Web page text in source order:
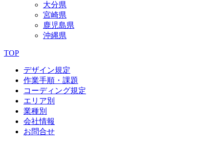
大分県
宮崎県
鹿児島県
沖縄県
TOP
デザイン規定
作業手順・課題
コーディング規定
エリア別
業種別
会社情報
お問合せ